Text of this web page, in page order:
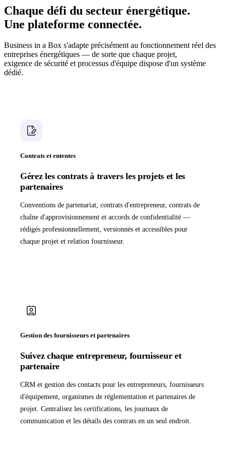
Chaque défi du secteur énergétique.
Une plateforme connectée.
Business in a Box s'adapte précisément au fonctionnement réel des
entreprises énergétiques — de sorte que chaque projet,
exigence de sécurité et processus d'équipe dispose d'un système
dédié.
Contrats et ententes
Gérez les contrats à travers les projets et les
partenaires
Conventions de partenariat, contrats d'entrepreneur, contrats de
chaîne d'approvisionnement et accords de confidentialité —
rédigés professionnellement, versionnés et accessibles pour
chaque projet et relation fournisseur.
Gestion des fournisseurs et partenaires
Suivez chaque entrepreneur, fournisseur et
partenaire
CRM et gestion des contacts pour les entrepreneurs, fournisseurs
d'équipement, organismes de réglementation et partenaires de
projet. Centralisez les certifications, les journaux de
communication et les détails des contrats en un seul endroit.